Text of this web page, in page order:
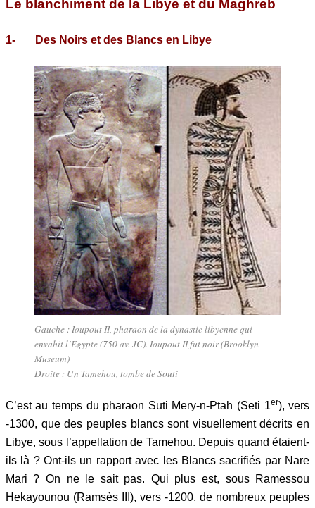
Le blanchiment de la Libye et du Maghreb
1- Des Noirs et des Blancs en Libye
Gauche : Ioupout II, pharaon de la dynastie libyenne qui
envahit l’Egypte (750 av. JC). Ioupout II fut noir (Brooklyn
Museum)
Droite : Un Tamehou, tombe de Souti
C’est au temps du pharaon Suti Mery-n-Ptah (Seti 1er), vers
-1300, que des peuples blancs sont visuellement décrits en
Libye, sous l’appellation de Tamehou. Depuis quand étaient-
ils là ? Ont-ils un rapport avec les Blancs sacrifiés par Nare
Mari ? On ne le sait pas. Qui plus est, sous Ramessou
Hekayounou (Ramsès III), vers -1200, de nombreux peuples